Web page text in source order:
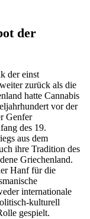
der
der einst
zurück als die
hatte Cannabis
vor der
Genfer
des 19.
aus dem
ihre Tradition des
Griechenland.
Hanf für die
internationale
kulturell
gespielt.